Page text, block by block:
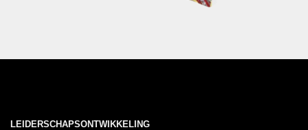
LEIDERSCHAPSONTWIKKELING